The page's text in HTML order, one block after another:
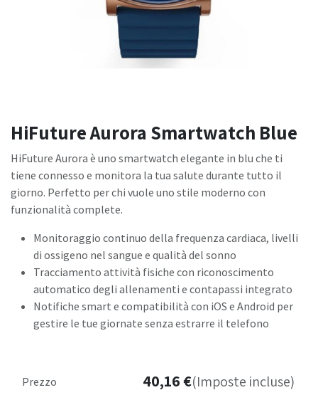
HiFuture Aurora Smartwatch Blue
HiFuture Aurora è uno smartwatch elegante in blu che ti
tiene connesso e monitora la tua salute durante tutto il
giorno. Perfetto per chi vuole uno stile moderno con
funzionalità complete.
Monitoraggio continuo della frequenza cardiaca, livelli
di ossigeno nel sangue e qualità del sonno
Tracciamento attività fisiche con riconoscimento
automatico degli allenamenti e contapassi integrato
Notifiche smart e compatibilità con iOS e Android per
gestire le tue giornate senza estrarre il telefono
Prezzo 40,16€(Imposte incluse)